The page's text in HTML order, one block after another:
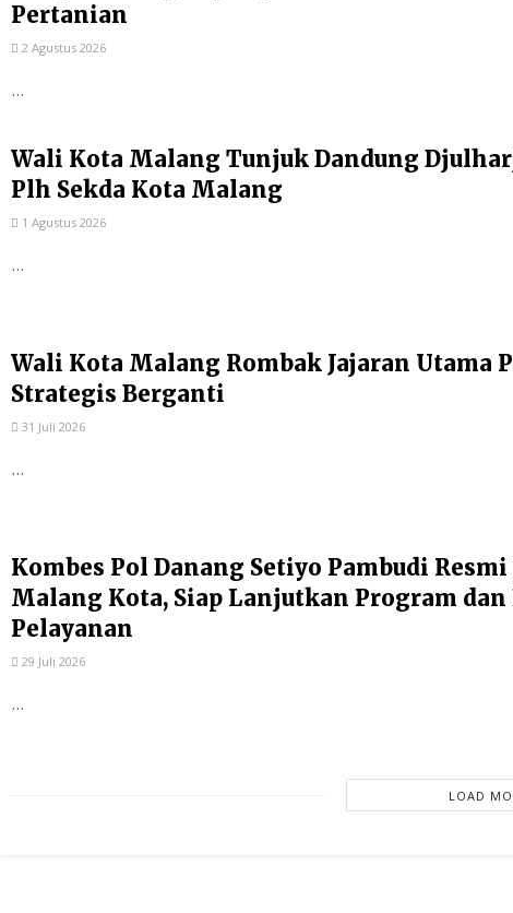
Pertanian
2 Agustus 2026
...
Wali Kota Malang Tunjuk Dandung
Plh Sekda Kota Malang
1 Agustus 2026
...
Wali Kota Malang Rombak Jajaran Utama
Strategis Berganti
31 Juli 2026
...
Kombes Pol Danang Setiyo Pambudi
Malang Kota, Siap Lanjutkan Program dan
Pelayanan
29 Juli 2026
...
LOAD